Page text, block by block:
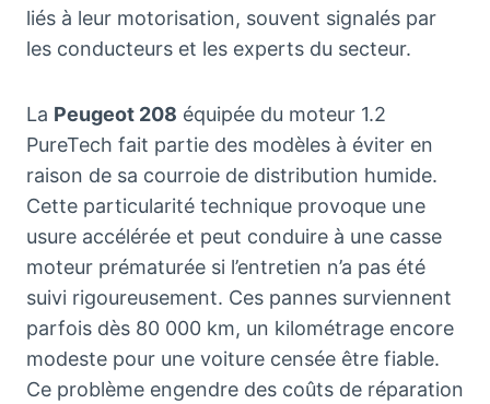
liés à leur motorisation, souvent signalés par
les conducteurs et les experts du secteur.
La Peugeot 208 équipée du moteur 1.2
PureTech fait partie des modèles à éviter en
raison de sa courroie de distribution humide.
Cette particularité technique provoque une
usure accélérée et peut conduire à une casse
moteur prématurée si l’entretien n’a pas été
suivi rigoureusement. Ces pannes surviennent
parfois dès 80 000 km, un kilométrage encore
modeste pour une voiture censée être fiable.
Ce problème engendre des coûts de réparation